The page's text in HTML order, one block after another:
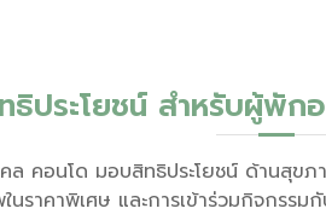
ธิประโยชน์ สำหรับผู้พัก
ล คอนโด มอบสิทธิประโยชน์ ด้านสุข
ราคาพิเศษ และการเข้าร่วมกิจกรรม